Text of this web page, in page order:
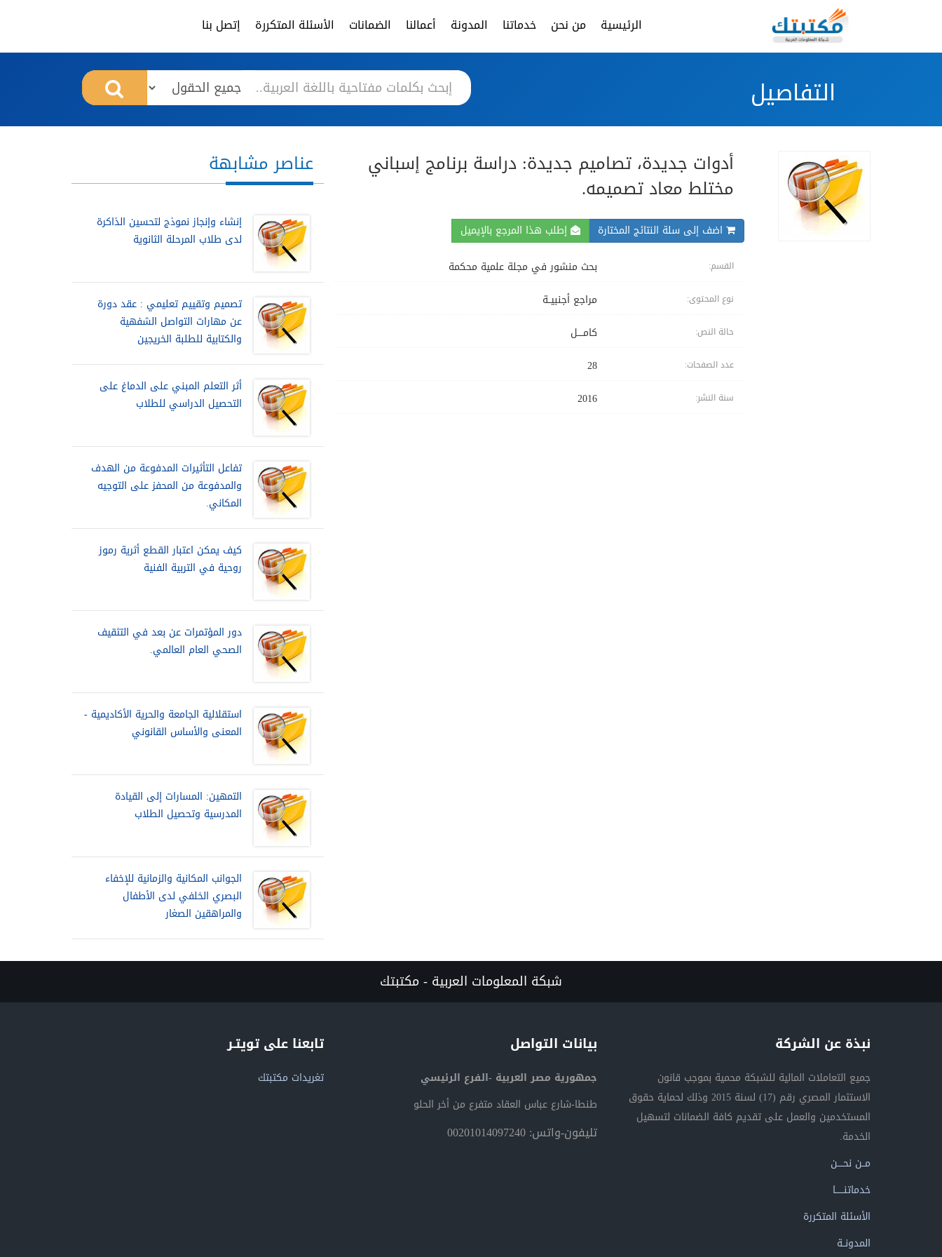
الرئيسية من نحن خدماتنا المدونة أعمالنا الضمانات الأسئلة المتكررة إتصل بنا
التفاصيل
أدوات جديدة، تصاميم جديدة: دراسة برنامج إسباني
مختلط معاد تصميمه.
اضف إلى سلة النتائج المختارة إطلب هذا المرجع بالإيميل
القسم: بحث منشور في مجلة علمية محكمة
نوع المحتوى: مراجع أجنبيــة
حالة النص: كامــــل
عدد الصفحات: 28
سنة النشر: 2016
عناصر مشابهة
إنشاء وإنجاز نموذج لتحسين الذاكرة
لدى طلاب المرحلة الثانوية
تصميم وتقييم تعليمي : عقد دورة
عن مهارات التواصل الشفهية
والكتابية للطلبة الخريجين
أثر التعلم المبني على الدماغ على
التحصيل الدراسي للطلاب
تفاعل التأثيرات المدفوعة من الهدف
والمدفوعة من المحفز على التوجيه
المكاني.
كيف يمكن اعتبار القطع أثرية رموز
روحية في التربية الفنية
دور المؤتمرات عن بعد في التثقيف
الصحي العام العالمي.
استقلالية الجامعة والحرية الأكاديمية -
المعنى والأساس القانوني
التمهين: المسارات إلى القيادة
المدرسية وتحصيل الطلاب
الجوانب المكانية والزمانية للإخفاء
البصري الخلفي لدى الأطفال
والمراهقين الصغار
شبكة المعلومات العربية - مكتبتك
نبذة عن الشركة
جميع التعاملات المالية للشبكة محمية بموجب قانون
الاستثمار المصري رقم (17) لسنة 2015 وذلك لحماية حقوق
المستخدمين والعمل على تقديم كافة الضمانات لتسهيل
الخدمة.
مــن نحــــن
خدماتنــــــا
الأسئلة المتكررة
المدونــة
بيانات التواصل
جمهورية مصر العربية -الفرع الرئيسي
طنطا-شارع عباس العقاد متفرع من أخر الحلو
تليفون-واتس: 00201014097240
تابعنا على تويتـر
تغريدات مكتبتك